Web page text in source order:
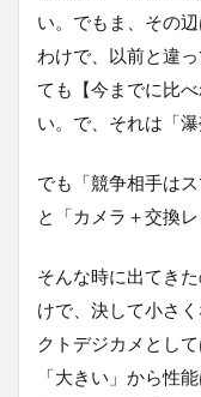
い。でもま、その
わけで、以前と違
ても【今までに比
い。で、それは「瀑
でも「競争相手は
と「カメラ＋交換
そんな時に出てき
けで、決して小さ
クトデジカメとし
「大きい」から性